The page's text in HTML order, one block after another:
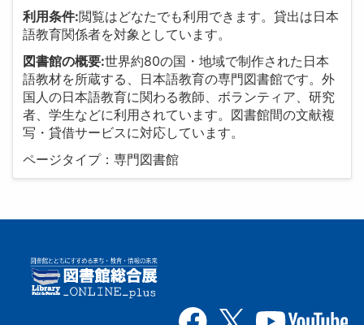
利用条件:閲覧はどなたでも利用できます。貸出は日本
語教育関係者を対象としています。
図書館の概要:世界約80の国・地域で制作された日本
語教材を所蔵する、日本語教育の専門図書館です。外
国人の日本語教育に関わる教師、ボランティア、研究
者、学生などに利用されています。図書館間の文献複
写・貸借サービスに対応しています。
ページタイプ：専門図書館